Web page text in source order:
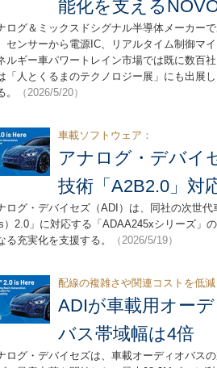
能化を支える
ログ＆ミックスドシグナル半導体メーカー
センサーから電源IC、リアルタイム制御マ
ルギー車パワートレイン市場では既に数百
「人とくるまのテクノロジー展」にも出展
。
（2026/5/20）
車載ソフトウェア：
アナログ・デバイ
技術「A2B2.0」対
ログ・デバイセズ（ADI）は、同社の次世
）2.0」に対応する「ADAA245xシリーズ」
る充実化を支援する。
（2026/5/19）
配線の複雑さや関連コストを低減
ADIが車載用オー
バス帯域幅は4倍
ログ・デバイセズは、車載オーディオバス